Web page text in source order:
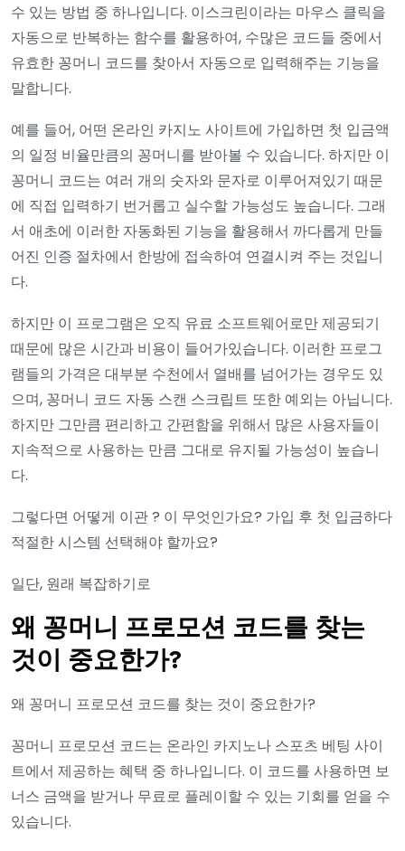
수 있는 방법 중 하나입니다. 이스크린이라는 마우스 클릭을
자동으로 반복하는 함수를 활용하여, 수많은 코드들 중에서
유효한 꽁머니 코드를 찾아서 자동으로 입력해주는 기능을
말합니다.
예를 들어, 어떤 온라인 카지노 사이트에 가입하면 첫 입금액
의 일정 비율만큼의 꽁머니를 받아볼 수 있습니다. 하지만 이
꽁머니 코드는 여러 개의 숫자와 문자로 이루어져있기 때문
에 직접 입력하기 번거롭고 실수할 가능성도 높습니다. 그래
서 애초에 이러한 자동화된 기능을 활용해서 까다롭게 만들
어진 인증 절차에서 한방에 접속하여 연결시켜 주는 것입니
다.
하지만 이 프로그램은 오직 유료 소프트웨어로만 제공되기
때문에 많은 시간과 비용이 들어가있습니다. 이러한 프로그
램들의 가격은 대부분 수천에서 열배를 넘어가는 경우도 있
으며, 꽁머니 코드 자동 스캔 스크립트 또한 예외는 아닙니다.
하지만 그만큼 편리하고 간편함을 위해서 많은 사용자들이
지속적으로 사용하는 만큼 그대로 유지될 가능성이 높습니
다.
그렇다면 어떻게 이관 ? 이 무엇인가요? 가입 후 첫 입금하다
적절한 시스템 선택해야 할까요?
일단, 원래 복잡하기로
왜 꽁머니 프로모션 코드를 찾는
것이 중요한가?
왜 꽁머니 프로모션 코드를 찾는 것이 중요한가?
꽁머니 프로모션 코드는 온라인 카지노나 스포츠 베팅 사이
트에서 제공하는 혜택 중 하나입니다. 이 코드를 사용하면 보
너스 금액을 받거나 무료로 플레이할 수 있는 기회를 얻을 수
있습니다.